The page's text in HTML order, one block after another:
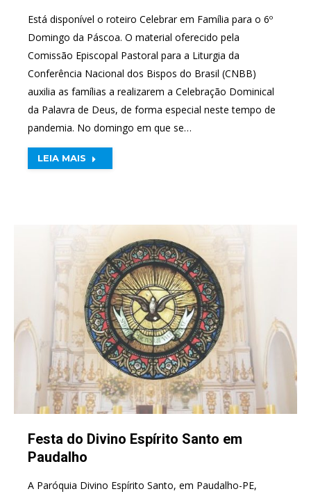
Está disponível o roteiro Celebrar em Família para o 6º
Domingo da Páscoa. O material oferecido pela
Comissão Episcopal Pastoral para a Liturgia da
Conferência Nacional dos Bispos do Brasil (CNBB)
auxilia as famílias a realizarem a Celebração Dominical
da Palavra de Deus, de forma especial neste tempo de
pandemia. No domingo em que se…
LEIA MAIS
Festa do Divino Espírito Santo em
Paudalho
A Paróquia Divino Espírito Santo, em Paudalho-PE,